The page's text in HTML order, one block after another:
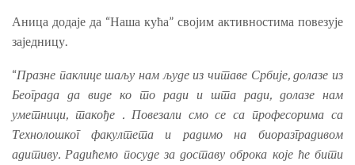
Аница додаје да “Наша кућа” својим активностима повезује
заједницу.
“Празне паклице шаљу нам људе из читаве Србије, долазе из
Београда да виде ко то ради и шта ради, долазе нам
уметници, такође . Повезали смо се са професорима са
Технолошког факултета и радимо на биоразградивом
адитиву. Радићемо посуде за доставу оброка које ће бити